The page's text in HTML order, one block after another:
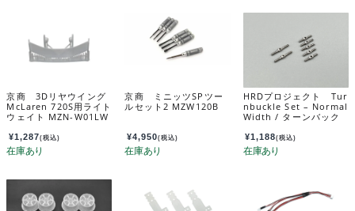
京商 3Dリヤウイング
McLaren 720S用ライト
ウェイト MZN-W01LW
¥1,287(税込)
京商 ミニッツSPツー
ルセット2 MZW120B
¥4,950(税込)
HRDプロジェクト Tur
nbuckle Set – Normal
Width / ターンバック
RD-OP007
¥1,188(税込)